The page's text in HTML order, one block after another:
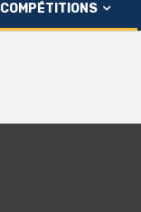
COMPÉTITIONS